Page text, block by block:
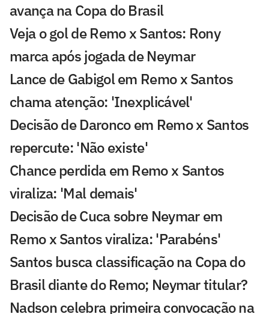
avança na Copa do Brasil
Veja o gol de Remo x Santos: Rony
marca após jogada de Neymar
Lance de Gabigol em Remo x Santos
chama atenção: 'Inexplicável'
Decisão de Daronco em Remo x Santos
repercute: 'Não existe'
Chance perdida em Remo x Santos
viraliza: 'Mal demais'
Decisão de Cuca sobre Neymar em
Remo x Santos viraliza: 'Parabéns'
Santos busca classificação na Copa do
Brasil diante do Remo; Neymar titular?
Nadson celebra primeira convocação na